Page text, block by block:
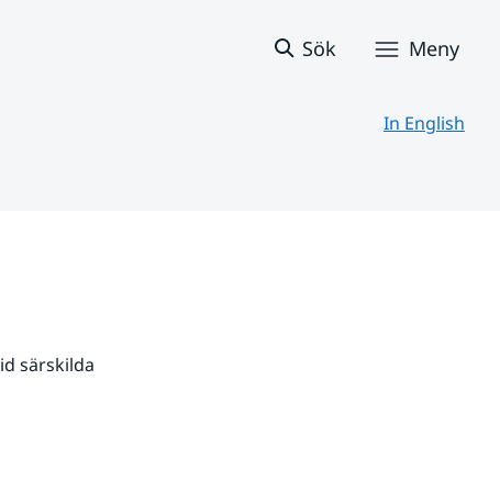
Sök Meny
In English
särskilda